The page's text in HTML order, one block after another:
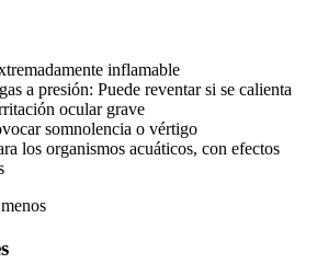
inflamable
a presión: Puede reventar si se calienta
ocular grave
somnolencia o vértigo
los organismos acuáticos, con efectos